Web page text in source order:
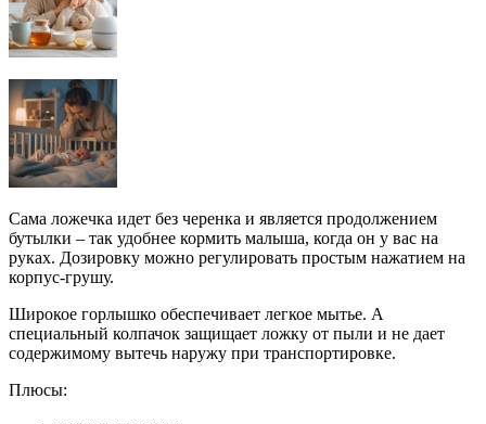
Сама ложечка идет без черенка и является продолжением
бутылки – так удобнее кормить малыша, когда он у вас на
руках. Дозировку можно регулировать простым нажатием на
корпус-грушу.
Широкое горлышко обеспечивает легкое мытье. А
специальный колпачок защищает ложку от пыли и не дает
содержимому вытечь наружу при транспортировке.
Плюсы: